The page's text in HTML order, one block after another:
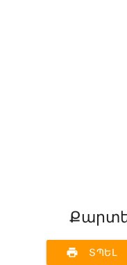
print ՏՊԵԼ